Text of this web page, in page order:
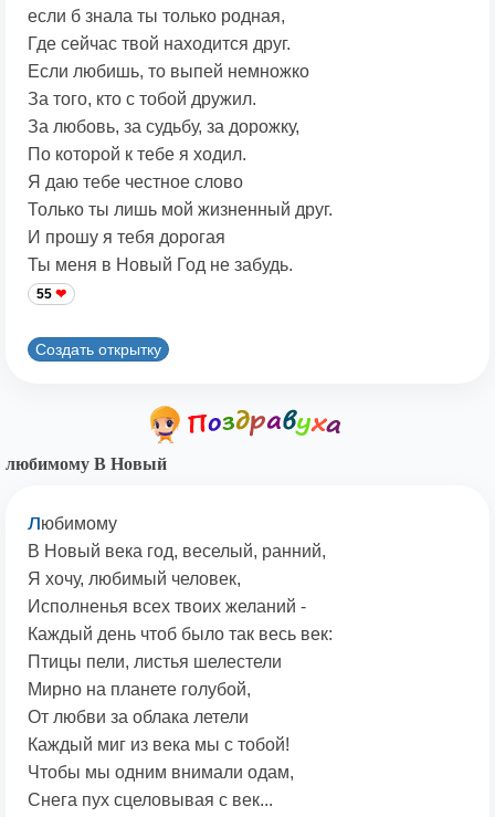
если б знала ты только родная,
Где сейчас твой находится друг.
Если любишь, то выпей немножко
За того, кто с тобой дружил.
За любовь, за судьбу, за дорожку,
По которой к тебе я ходил.
Я даю тебе честное слово
Только ты лишь мой жизненный друг.
И прошу я тебя дорогая
Ты меня в Новый Год не забудь.
55
Создать открытку
любимому В Новый
любимому
В Новый века год, веселый, ранний,
Я хочу, любимый человек,
Исполненья всех твоих желаний -
Каждый день чтоб было так весь век:
Птицы пели, листья шелестели
Мирно на планете голубой,
От любви за облака летели
Каждый миг из века мы с тобой!
Чтобы мы одним внимали одам,
Снега пух сцеловывая с век...